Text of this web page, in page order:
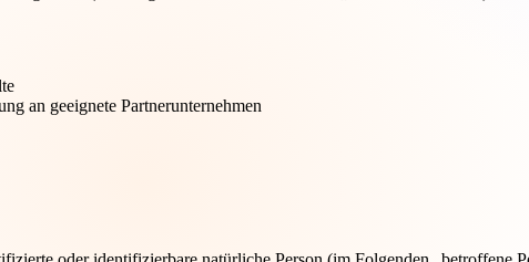
an geeignete Partnerunternehmen